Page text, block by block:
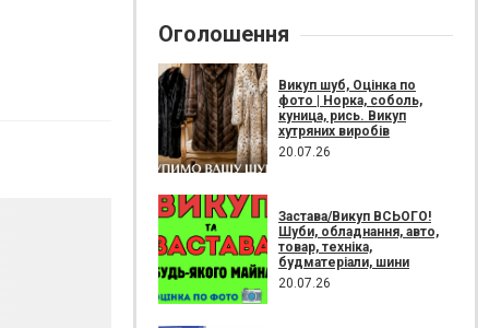
Оголошення
Викуп шуб, Оцінка по
фото | Норка, соболь,
куница, рись. Викуп
хутряних виробів
20.07.26
Застава/Викуп ВСЬОГО!
Шуби, обладнання, авто,
товар, техніка,
будматеріали, шини
20.07.26